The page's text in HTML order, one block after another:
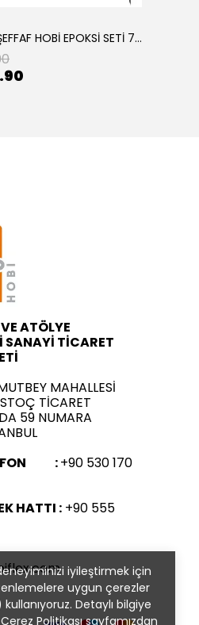
iyileştirmek için
uygun çerezler
Detaylı bilgiye
Politikasısayfamızdan
ARC105 ULTRA ŞEFFAF HOBİ EPOKSİ SETİ 750 GRAM
ATÖLYE
SANAYİ TİCARET
MAHALLESİ
TİCARET
59 NUMARA
:+90 530 170
HATTI : +90 555
: